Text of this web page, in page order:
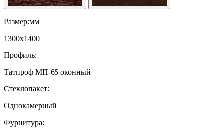
Размер:мм
1300x1400
Профиль:
Татпроф МП-65 оконный
Стеклопакет:
Однокамерный
Фурнитура: